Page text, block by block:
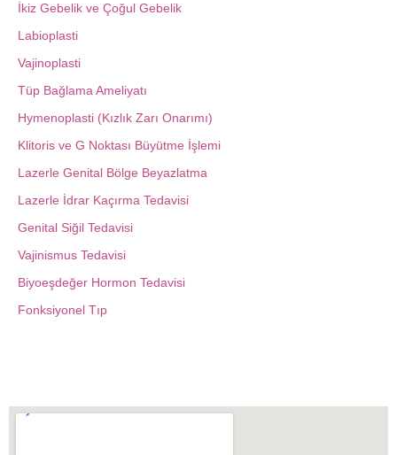
İkiz Gebelik ve Çoğul Gebelik
Labioplasti
Vajinoplasti
Tüp Bağlama Ameliyatı
Hymenoplasti (Kızlık Zarı Onarımı)
Klitoris ve G Noktası Büyütme İşlemi
Lazerle Genital Bölge Beyazlatma
Lazerle İdrar Kaçırma Tedavisi
Genital Siğil Tedavisi
Vajinismus Tedavisi
Biyoeşdeğer Hormon Tedavisi
Fonksiyonel Tıp